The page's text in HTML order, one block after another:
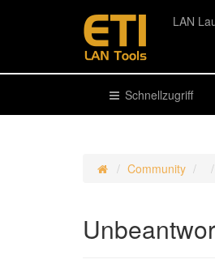
LAN
Schnellzugriff
Community